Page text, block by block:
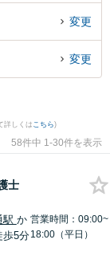
』『初回相談無料で
予約したい』などで
変更
変更
詳しくは こちら)
58件中 1-30件を表示
士
駅 か
歩5分
営業時間：09:00~
18:00（平日）